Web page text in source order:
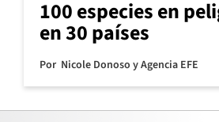
100 especies en
en 30 países
Por Nicole Donoso y Agencia EFE